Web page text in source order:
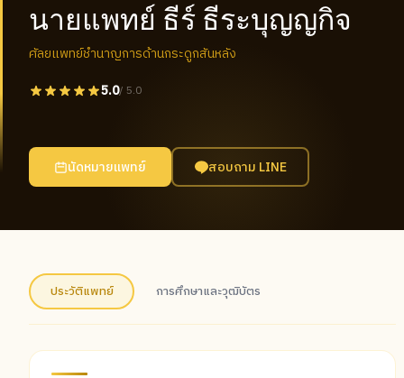
นายแพทย์ ธีร์ ธีระบุญญกิจ
ศัลยแพทย์ชำนาญการด้านกระดูกสันหลัง
5.0/ 5.0
นัดหมายแพทย์ สอบถาม LINE
ประวัติแพทย์ การศึกษาและวุฒิบัตร